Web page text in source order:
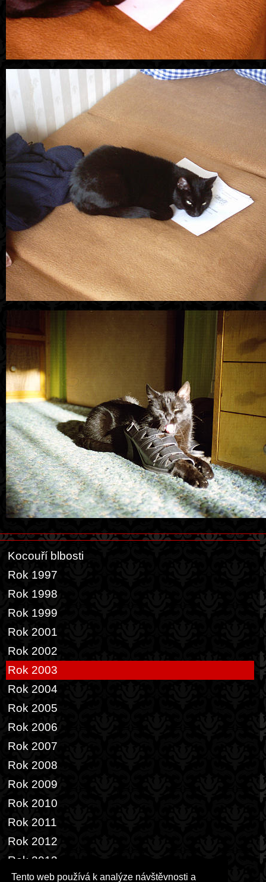
Tento web používá k analýze návštěvnosti a
Kocouří blbosti
Rok 1997
Rok 1998
Rok 1999
Rok 2001
Rok 2002
Rok 2003
Rok 2004
Rok 2005
Rok 2006
Rok 2007
Rok 2008
Rok 2009
Rok 2010
Rok 2011
Rok 2012
Rok 2013
Rok 2014